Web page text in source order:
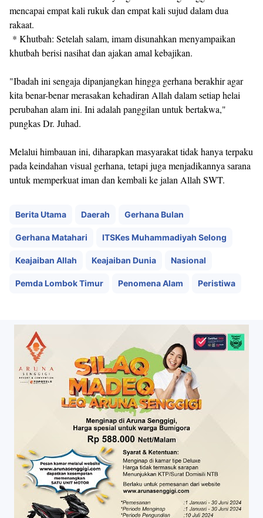
mencapai empat kali rukuk dan empat kali sujud dalam dua
rakaat.
* Khutbah: Setelah salam, imam disunahkan menyampaikan
khutbah berisi nasihat dan ajakan amal kebajikan.
"Ibadah ini sengaja dipanjangkan hingga gerhana berakhir agar
kita benar-benar merasakan kehadiran Allah dalam setiap helai
perubahan alam ini. Ini adalah panggilan untuk bertakwa,"
pungkas Dr. Juhad.
Melalui himbauan ini, diharapkan masyarakat tidak hanya terpaku
pada keindahan visual gerhana, tetapi juga menjadikannya sarana
untuk memperkuat iman dan kembali ke jalan Allah SWT.
Berita Utama Daerah Gerhana Bulan
Gerhana Matahari ITSKes Muhammadiyah Selong
Keajaiban Allah Keajaiban Dunia Nasional
Pemda Lombok Timur Penomena Alam Peristiwa